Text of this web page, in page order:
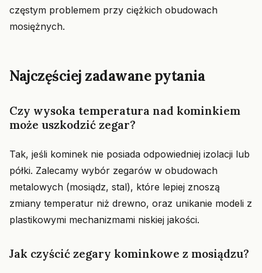
częstym problemem przy ciężkich obudowach
mosiężnych.
Najczęściej zadawane pytania
Czy wysoka temperatura nad kominkiem
może uszkodzić zegar?
Tak, jeśli kominek nie posiada odpowiedniej izolacji lub
półki. Zalecamy wybór zegarów w obudowach
metalowych (mosiądz, stal), które lepiej znoszą
zmiany temperatur niż drewno, oraz unikanie modeli z
plastikowymi mechanizmami niskiej jakości.
Jak czyścić zegary kominkowe z mosiądzu?